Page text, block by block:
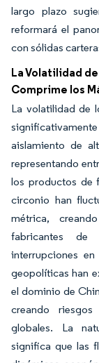
largo plazo
reformará el
con sólidas
La Volatilidad
Comprime los
La volatilidad de
aislamiento de
representando
los productos de
circonio han
métrica,
fabricantes de
interrupciones
geopolíticas han
el dominio de
creando
globales. La
significa que las